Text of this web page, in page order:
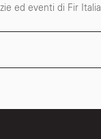
ed eventi di Fir Italia